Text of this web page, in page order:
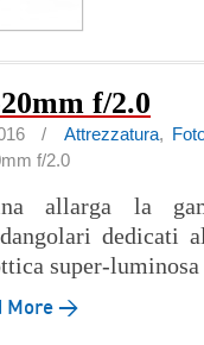
f/2.0
/Attrezzatura,
f/2.0
allarga la
dedicati
super-luminosa
More →